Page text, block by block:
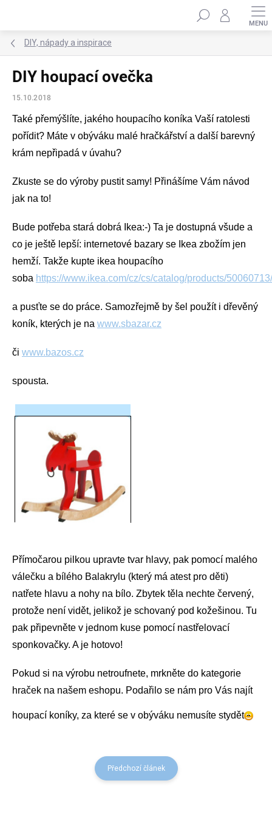
Hledat
DIY, nápady a inspirace
DIY houpací ovečka
15.10.2018
Také přemýšlíte, jakého houpacího koníka Vaší ratolesti
pořídit? Máte v obýváku malé hračkářství a další barevný
krám nepřipadá v úvahu?
Zkuste se do výroby pustit samy! Přinášíme Vám návod
jak na to!
Bude potřeba stará dobrá Ikea:-) Ta je dostupná všude a
co je ještě lepší: internetové bazary se Ikea zbožím jen
hemží. Takže kupte ikea houpacího
soba https://www.ikea.com/cz/cs/catalog/products/50060713/
a pusťte se do práce. Samozřejmě by šel použít i dřevěný
koník, kterých je na www.sbazar.cz
či www.bazos.cz
spousta.
Přímočarou pilkou upravte tvar hlavy, pak pomocí malého
válečku a bílého Balakrylu (který má atest pro děti)
natřete hlavu a nohy na bílo. Zbytek těla nechte červený,
protože není vidět, jelikož je schovaný pod kožešinou. Tu
pak připevněte v jednom kuse pomocí nastřelovací
sponkovačky. A je hotovo!
Pokud si na výrobu netroufnete, mrkněte do kategorie
hraček na našem eshopu. Podařilo se nám pro Vás najít
houpací koníky, za které se v obýváku nemusíte stydět
Předchozí článek